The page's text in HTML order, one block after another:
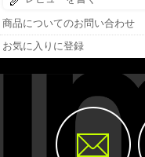
商品についてのお問い合わせ
お気に入りに登録